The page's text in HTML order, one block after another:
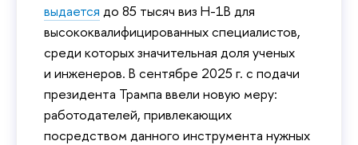
выдается до 85 тысяч виз H-1B для
высококвалифицированных специалистов,
среди которых значительная доля ученых
и инженеров. В сентябре 2025 г. с подачи
президента Трампа ввели новую меру:
работодателей, привлекающих
посредством данного инструмента нужных